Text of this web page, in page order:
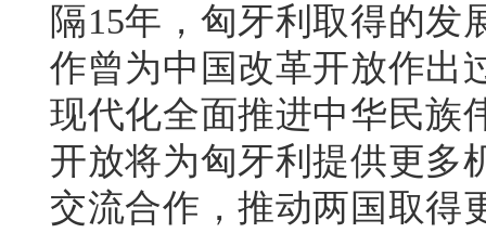
隔15年，匈牙利取得的发
作曾为中国改革开放作出
现代化全面推进中华民族
开放将为匈牙利提供更多
交流合作，推动两国取得